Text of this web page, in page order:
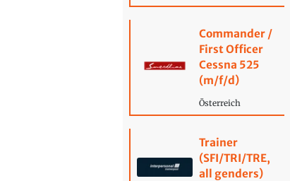
Commander /
First Officer
Cessna 525
(m/f/d)
Österreich
Trainer
(SFI/TRI/TRE,
all genders)